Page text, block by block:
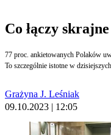
Co łączy
77 proc. ankietowanych Polaków
To szczególnie istotne w
Grażyna J. Leśniak
09.10.2023 | 12:05